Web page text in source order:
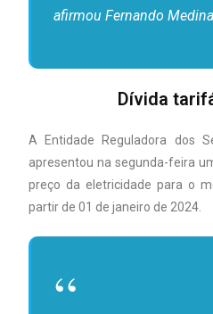
afirmou Fernando
Dívida
A Entidade Reguladora dos
apresentou na segunda-feira
preço da eletricidade para o
partir de 01 de janeiro de 2024.